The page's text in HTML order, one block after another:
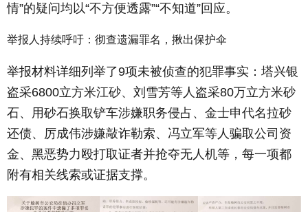
情”的疑问均以“不方便透露”“不知道”回应。
举报人持续呼吁：彻查遗漏罪名，揪出保护伞
举报材料详细列举了9项未被侦查的犯罪事实：塔兴银
盗采6800立方米江砂、刘雪芳等人盗采80万立方米砂
石、用砂石换取铲车涉嫌职务侵占、金士申代名拉砂
还债、厉成伟涉嫌敲诈勒索、冯立军等人骗取公司资
金、黑恶势力殴打取证者并抢夺无人机等，每一项都
附有相关线索或证据支撑。